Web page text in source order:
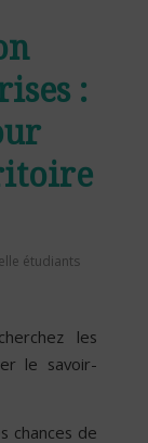
:
étudiants
les
le savoir-
chances de